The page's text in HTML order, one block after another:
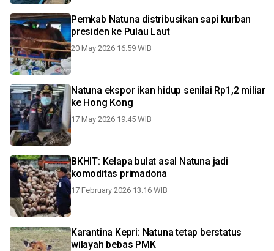
Pemkab Natuna distribusikan sapi kurban
presiden ke Pulau Laut
20 May 2026 16:59 WIB
Natuna ekspor ikan hidup senilai Rp1,2 miliar
ke Hong Kong
17 May 2026 19:45 WIB
BKHIT: Kelapa bulat asal Natuna jadi
komoditas primadona
17 February 2026 13:16 WIB
Karantina Kepri: Natuna tetap berstatus
wilayah bebas PMK